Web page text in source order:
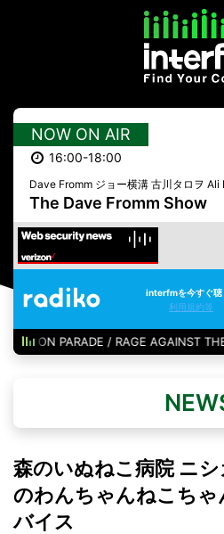
NOW ON AIR
16:00-18:00
Dave Fromm ジョー横溝 古川タロヲ
The Dave Fromm Show
interfmを今すぐ聴
利用規約等
ON PARADE / RAGE AGAINST THE
森のいぬねこ病院 ニ
のわんちゃんねこちゃ
バイス